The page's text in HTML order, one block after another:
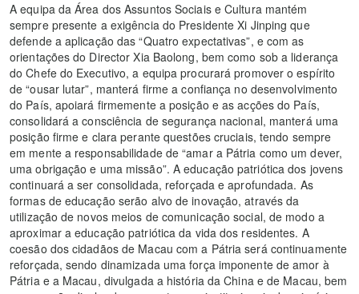
A equipa da Área dos Assuntos Sociais e Cultura mantém
sempre presente a exigência do Presidente Xi Jinping que
defende a aplicação das “Quatro expectativas”, e com as
orientações do Director Xia Baolong, bem como sob a liderança
do Chefe do Executivo, a equipa procurará promover o espírito
de “ousar lutar”, manterá firme a confiança no desenvolvimento
do País, apoiará firmemente a posição e as acções do País,
consolidará a consciência de segurança nacional, manterá uma
posição firme e clara perante questões cruciais, tendo sempre
em mente a responsabilidade de “amar a Pátria como um dever,
uma obrigação e uma missão”. A educação patriótica dos jovens
continuará a ser consolidada, reforçada e aprofundada. As
formas de educação serão alvo de inovação, através da
utilização de novos meios de comunicação social, de modo a
aproximar a educação patriótica da vida dos residentes. A
coesão dos cidadãos de Macau com a Pátria será continuamente
reforçada, sendo dinamizada uma força imponente de amor à
Pátria e a Macau, divulgada a história da China e de Macau, bem